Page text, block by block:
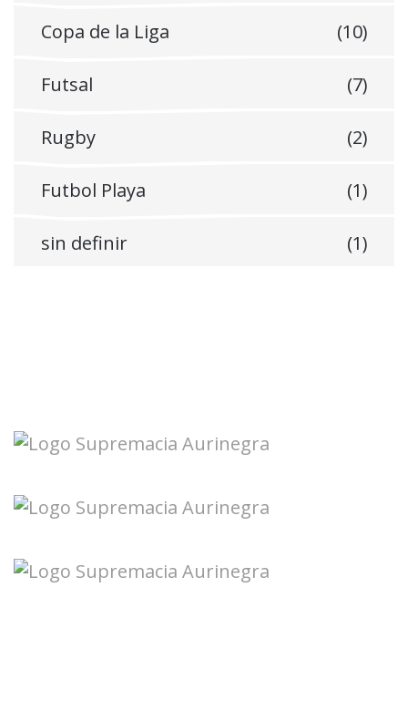
Copa de la Liga (10)
Futsal (7)
Rugby (2)
Futbol Playa (1)
sin definir (1)